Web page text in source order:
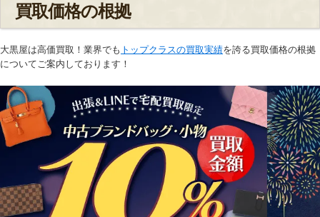
買取価格の根拠
大黒屋は高価買取！業界でも トップクラスの買取実績を誇る買取価格の根拠
についてご案内しております！